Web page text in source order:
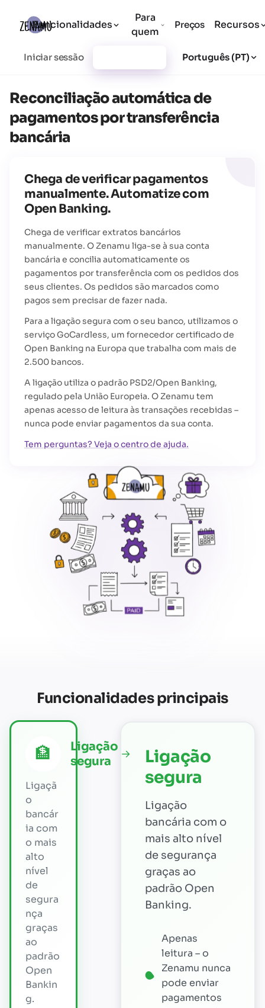
Funcionalidades
Para
quem
Preços Recursos
Iniciar sessão Português (PT)
Reconciliação automática de
pagamentos por transferência
bancária
Chega de verificar pagamentos
manualmente. Automatize com
Open Banking.
Chega de verificar extratos bancários
manualmente. O Zenamu liga-se à sua conta
bancária e concilia automaticamente os
pagamentos por transferência com os pedidos dos
seus clientes. Os pedidos são marcados como
pagos sem precisar de fazer nada.
Para a ligação segura com o seu banco, utilizamos o
serviço GoCardless, um fornecedor certificado de
Open Banking na Europa que trabalha com mais de
2.500 bancos.
A ligação utiliza o padrão PSD2/Open Banking,
regulado pela União Europeia. O Zenamu tem
apenas acesso de leitura às transações recebidas –
nunca pode enviar pagamentos da sua conta.
Tem perguntas? Veja o centro de ajuda.
Funcionalidades principais
🏦
Ligação
segura
→
Ligaçã
o
bancár
ia com
o mais
alto
nível
de
segura
nça
graças
ao
padrão
Open
Bankin
g.
Ligação
segura
Ligação
bancária com o
mais alto nível
de segurança
graças ao
padrão Open
Banking.
Apenas
leitura – o
Zenamu nunca
pode enviar
pagamentos